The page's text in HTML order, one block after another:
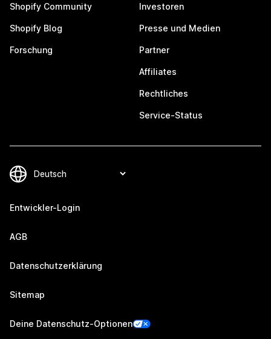
Shopify Community
Shopify Blog
Forschung
Investoren
Presse und Medien
Partner
Affiliates
Rechtliches
Service-Status
Entwickler-Login
AGB
Datenschutzerklärung
Sitemap
Deine Datenschutz-Optionen